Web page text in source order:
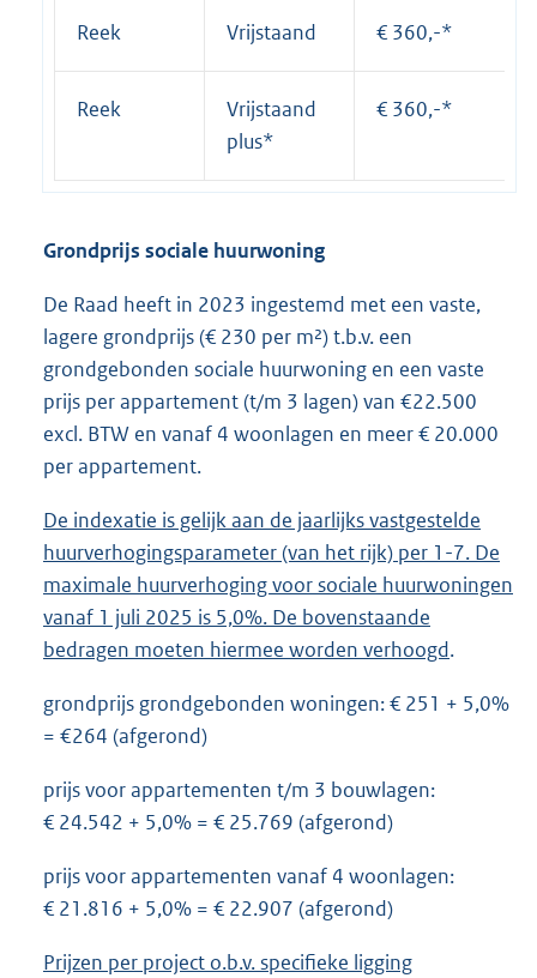
Reek Vrijstaand € 360,-*
Reek
Vrijstaand
plus*
€ 360,-*
Grondprijs sociale huurwoning
De Raad heeft in 2023 ingestemd met een vaste,
lagere grondprijs (€ 230 per m²) t.b.v. een
grondgebonden sociale huurwoning en een vaste
prijs per appartement (t/m 3 lagen) van €22.500
excl. BTW en vanaf 4 woonlagen en meer € 20.000
per appartement.
De indexatie is gelijk aan de jaarlijks vastgestelde
huurverhogingsparameter (van het rijk) per 1-7. De
maximale huurverhoging voor sociale huurwoningen
vanaf 1 juli 2025 is 5,0%. De bovenstaande
bedragen moeten hiermee worden verhoogd.
grondprijs grondgebonden woningen: € 251 + 5,0%
= €264 (afgerond)
prijs voor appartementen t/m 3 bouwlagen:
€ 24.542 + 5,0% = € 25.769 (afgerond)
prijs voor appartementen vanaf 4 woonlagen:
€ 21.816 + 5,0% = € 22.907 (afgerond)
Prijzen per project o.b.v. specifieke ligging